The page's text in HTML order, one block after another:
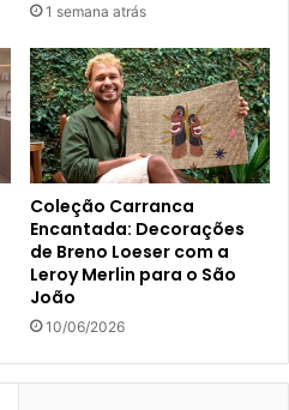
1 semana atrás
Coleção Carranca
Encantada: Decorações
de Breno Loeser com a
Leroy Merlin para o São
João
10/06/2026